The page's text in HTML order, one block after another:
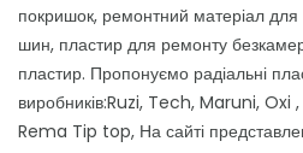
покришок, ремонтний матеріал
шин, пластир для ремонту
пластир. Пропонуємо радіальні
виробників:Ruzi, Tech, Maruni,
Rema Tip top, На сайті